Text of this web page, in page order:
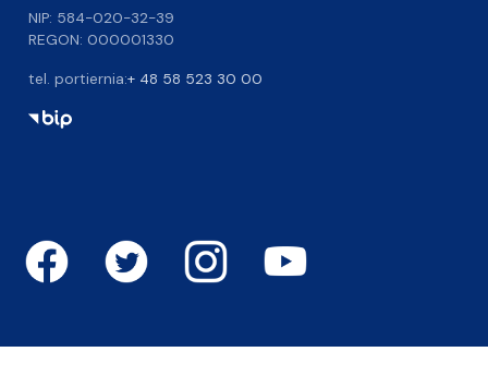
NIP: 584-020-32-39
REGON: 000001330
tel. portiernia:+ 48 58 523 30 00